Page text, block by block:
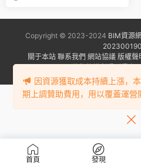
Copyright © 2023-2024 BIM資源網
關于本站 聯系我們 網站協議 版權聲
首頁 發現
因資源獲取成本持續上漲，
期上調贊助費用，用以覆蓋運營